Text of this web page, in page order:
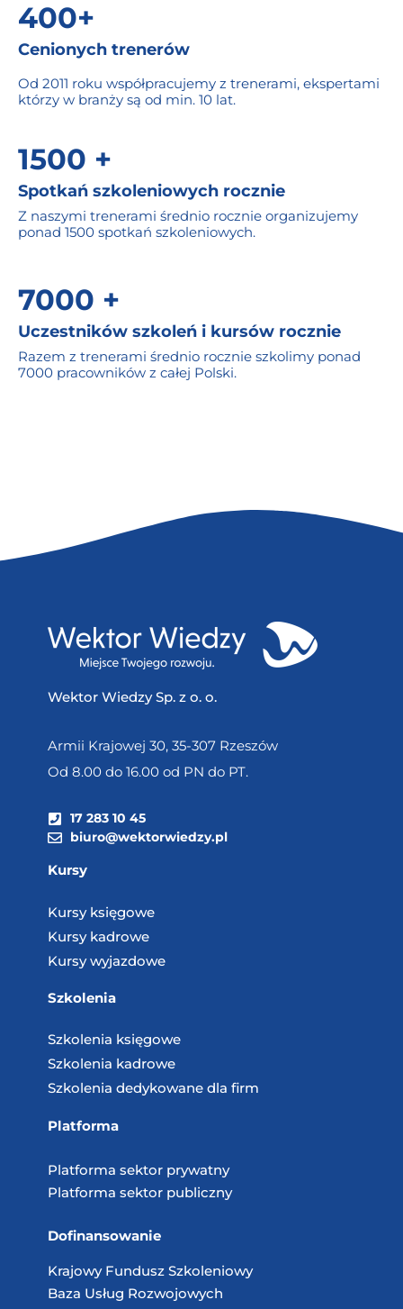
400+
Cenionych trenerów
Od 2011 roku współpracujemy z trenerami, ekspertami
którzy w branży są od min. 10 lat.
1500 +
Spotkań szkoleniowych rocznie
Z naszymi trenerami średnio rocznie organizujemy
ponad 1500 spotkań szkoleniowych.
7000 +
Uczestników szkoleń i kursów rocznie
Razem z trenerami średnio rocznie szkolimy ponad
7000 pracowników z całej Polski.
Wektor Wiedzy Sp. z o. o.
Armii Krajowej 30, 35-307 Rzeszów
Od 8.00 do 16.00 od PN do PT.
17 283 10 45
biuro@wektorwiedzy.pl
Kursy
Kursy księgowe
Kursy kadrowe
Kursy wyjazdowe
Szkolenia
Szkolenia księgowe
Szkolenia kadrowe
Szkolenia dedykowane dla firm
Platforma
Platforma sektor prywatny
Platforma sektor publiczny
Dofinansowanie
Krajowy Fundusz Szkoleniowy
Baza Usług Rozwojowych